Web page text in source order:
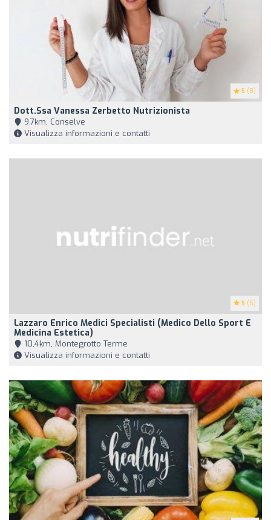
5 (8)
Dott.ssa Vanessa Zerbetto Nutrizionista
9,7km, Conselve
Visualizza informazioni e contatti
5 (6)
Lazzaro Enrico Medici Specialisti (Medico Dello Sport E
Medicina Estetica)
10,4km, Montegrotto Terme
Visualizza informazioni e contatti